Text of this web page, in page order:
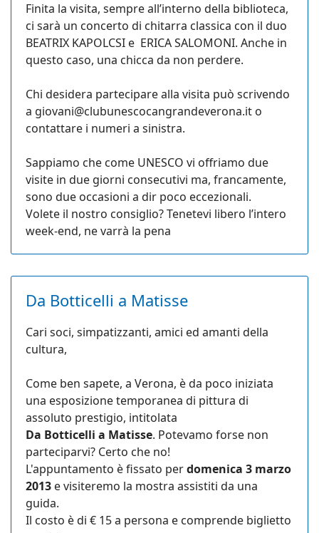
Finita la visita, sempre all’interno della biblioteca,
ci sarà un concerto di chitarra classica con il duo
BEATRIX KAPOLCSI e ERICA SALOMONI. Anche in
questo caso, una chicca da non perdere.
Chi desidera partecipare alla visita può scrivendo
a giovani@clubunescocangrandeverona.it o
contattare i numeri a sinistra.
Sappiamo che come UNESCO vi offriamo due
visite in due giorni consecutivi ma, francamente,
sono due occasioni a dir poco eccezionali.
Volete il nostro consiglio? Tenetevi libero l’intero
week-end, ne varrà la pena
Da Botticelli a Matisse
Cari soci, simpatizzanti, amici ed amanti della
cultura,
Come ben sapete, a Verona, è da poco iniziata
una esposizione temporanea di pittura di
assoluto prestigio, intitolata
Da Botticelli a Matisse. Potevamo forse non
parteciparvi? Certo che no!
L'appuntamento è fissato perdomenica 3 marzo
2013 e visiteremo la mostra assistiti da una
guida.
Il costo è di € 15 a persona e comprende biglietto